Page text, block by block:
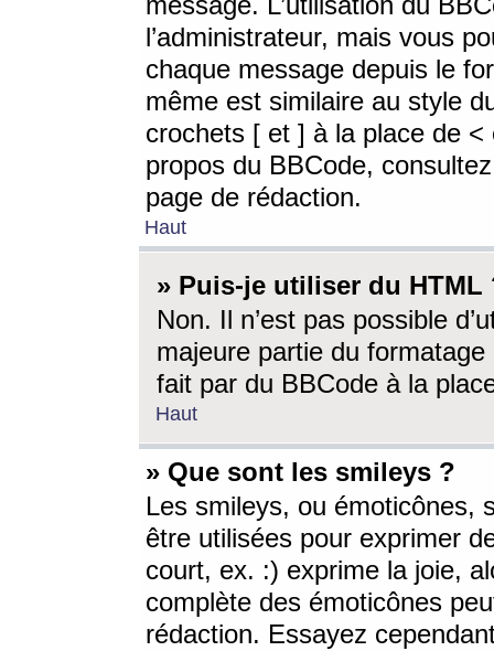
l’administrateur, mais vous
chaque message depuis le
même est similaire au style
crochets [ et ] à la place de <
propos du BBCode,
page de rédaction.
Haut
» Puis-je utiliser du HTML
Non. Il n’est pas possible
majeure partie du
fait par du BBCode à la
Haut
» Que sont les smileys ?
Les smileys, ou émoticônes,
être utilisées pour exprimer
court, ex. :) exprime la joie,
complète des émoticônes
rédaction. Essayez